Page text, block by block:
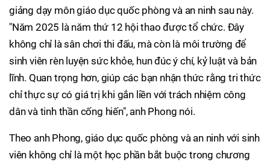
giảng dạy môn giáo dục quốc phòng và an ninh sau này.
"Năm 2025 là năm thứ 12 hội thao được tổ chức. Đây
không chỉ là sân chơi thi đấu, mà còn là môi trường để
sinh viên rèn luyện sức khỏe, hun đúc ý chí, kỷ luật và bản
lĩnh. Quan trọng hơn, giúp các bạn nhận thức rằng tri thức
chỉ thực sự có giá trị khi gắn liền với trách nhiệm công
dân và tinh thần cống hiến", anh Phong nói.
Theo anh Phong, giáo dục quốc phòng và an ninh với sinh
viên không chỉ là một học phần bắt buộc trong chương